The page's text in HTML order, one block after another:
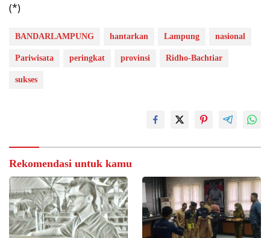
(*)
BANDARLAMPUNG hantarkan Lampung nasional
Pariwisata peringkat provinsi Ridho-Bachtiar
sukses
Rekomendasi untuk kamu